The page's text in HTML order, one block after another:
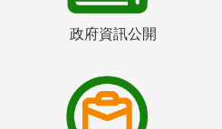
政府資訊公開